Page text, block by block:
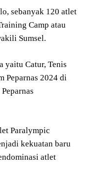
sebanyak 120 atlet
Camp atau
Sumsel.
yaitu Catur, Tenis
Peparnas 2024 di
Paralympic
kekuatan baru
atlet